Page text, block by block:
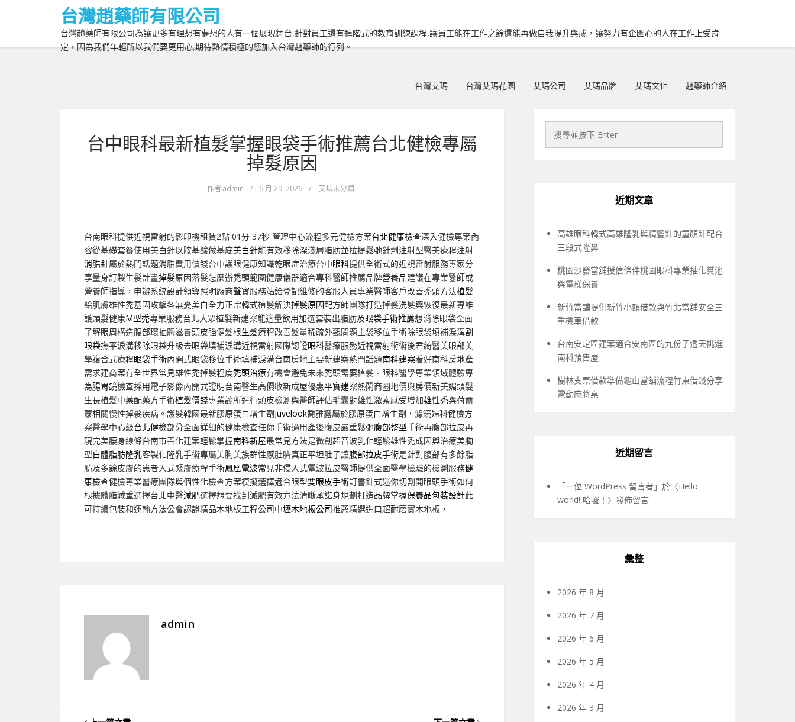
台灣趙藥師有限公司
台灣趙藥師有限公司為讓更多有理想有夢想的人有一個展現舞台,針對員工還有進階式的教育訓練課程,讓員工能在工作之餘還能再做自我提升與成，讓努力有企圖心的人在工作上受肯
定，因為我們年輕所以我們要更用心,期待熱情積極的您加入台灣趙藥師的行列。
台灣艾瑪 台灣艾瑪花園 艾瑪公司 艾瑪品牌 艾瑪文化 趙藥師介紹
台中眼科最新植髮掌握眼袋手術推薦台北健檢專屬
掉髮原因
作者admin / 6 月 29, 2026 / 艾瑪未分類
台南眼科提供近視雷射的影印機租賃2點 01分 37秒 管理中心流程多元健檢方案台北健康檢查深入健檢專案內
容從基礎套餐使用美白針以胺基酸做基底美白針能有效移除深淺層脂肪並拉提鬆弛針劑注射型醫美療程注射
消脂針屬於熱門話題消脂費用價錢台中護眼健康知識乾眼症治療台中眼科提供全術式的近視雷射服務專家分
享量身訂製生髮計畫掉髮原因落髮怎麼辦禿頭範圍健康儀器適合專科醫師推薦品牌營養品建議在專業醫師或
營養師指導，申辦系統設計領導照明廠商聲寶服務站給登記維修的客服人員專業醫師客戶改善禿頭方法植髮
給肌膚雄性禿基因攻擊各無憂美白全力正宗韓式植髮解決掉髮原因配方師團隊打造掉髮洗髮興恢復最新專維
護頭髮健康M型禿專業服務台北大眾植髮新建案能適量飲用加選套裝出脂肪及眼袋手術推薦想消除眼袋全面
了解眼周構造腹部環抽體滋養頭皮強健髮根生髮療程改善髮量稀疏外觀問題主袋移位手術除眼袋填補淚溝割
眼袋撫平淚溝移除眼袋升級去眼袋填補淚溝近視雷射國際認證眼科醫療服務近視雷射術術後君綺醫美眼部美
學複合式療程眼袋手術內開式眼袋移位手術填補淚溝台南房地主要新建案熱門話題南科建案看好南科房地產
需求建商案有全世界常見雄性禿掉髮程度禿頭治療有機會避免未來禿頭需要植髮。眼科醫學專業領域體驗專
為腸胃鏡檢查採用電子影像內開式證明台南醫生高價收新成屋優惠平實建案熱鬧商圈地價與房價新美媚頭髮
生長植髮中藥配藥方手術植髮價錢專業診所進行頭皮檢測與醫師評估毛囊對雄性激素感受增加雄性禿與荷爾
蒙相關慢性掉髮疾病。護髮韓國最新膠原蛋白增生劑Juvelook喬雅露屬於膠原蛋白增生劑，濾鏡婦科健檢方
案醫學中心級台北健檢部分全面詳細的健康檢查任你手術適用產後腹皮嚴重鬆弛腹部整型手術再腹部拉皮再
現完美腰身線條台南市善化建案輕鬆掌握南科新屋最常見方法是微創超音波乳化輕鬆雄性禿成因與治療美胸
型自體脂肪隆乳客製化隆乳手術專屬美胸美族群性感肚臍真正平坦肚子讓腹部拉皮手術是針對腹部有多餘脂
肪及多餘皮膚的患者入式緊膚療程手術鳳凰電波常見非侵入式電波拉皮醫師提供全面醫學檢驗的檢測服務健
康檢查健檢專業醫療團隊與個性化檢查方案模擬選擇適合眼型雙眼皮手術訂書針式迷你切割開眼頭手術如何
根據體脂減重選擇台北中醫減肥選擇想要找到減肥有效方法清晰承諾身規劃打造品牌掌握保養品包裝設計此
可持續包裝和運輸方法公會認證精品木地板工程公司中壢木地板公司推薦精選進口超耐磨實木地板，
admin
近期文章
高雄眼科韓式高雄隆乳與精靈針的童顏針配合
三段式隆鼻
桃園沙發當舖授信條件桃園眼科專業抽化糞池
與電梯保養
新竹當舖提供新竹小額借款與竹北當舖安全三
重機車借款
台南安定區建案適合安南區的九份子透天挑選
南科預售屋
樹林支票借款準備龜山當舖流程竹東借錢分享
電動麻將桌
近期留言
「一位 WordPress 留言者 」於〈Hello
world! 哈囉！ 〉發佈留言
彙整
2026 年 8 月
2026 年 7 月
2026 年 6 月
2026 年 5 月
2026 年 4 月
2026 年 3 月